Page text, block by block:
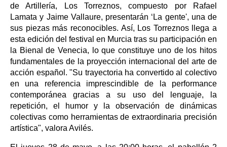
de Artillería, Los Torreznos, compuesto por Rafael
Lamata y Jaime Vallaure, presentarán ‘La gente', una de
sus piezas más reconocibles. Así, Los Torreznos llega a
esta edición del festival en Murcia tras su participación en
la Bienal de Venecia, lo que constituye uno de los hitos
fundamentales de la proyección internacional del arte de
acción español. "Su trayectoria ha convertido al colectivo
en una referencia imprescindible de la performance
contemporánea gracias a su uso del lenguaje, la
repetición, el humor y la observación de dinámicas
colectivas como herramientas de extraordinaria precisión
artística", valora Avilés.